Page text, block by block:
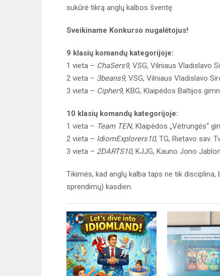
sukūrė tikrą anglų kalbos šventę.
Sveikiname Konkurso nugalėtojus!
9 klasių komandų kategorijoje:
1 vieta – ChaSers9, VSG, Vilniaus Vladislavo
2 vieta – 3beans9, VSG, Vilniaus Vladislavo
3 vieta – Cipher9, KBG, Klaipėdos Baltijos
10 klasių komandų kategorijoje:
1 vieta – Team TEN, Klaipėdos „Vėtrungės“
2 vieta – IdiomExplorers10, TG, Rietavo sav.
3 vieta – 2DARTS10, KJJG, Kauno Jono
Tikimės, kad anglų kalba taps ne tik
sprendimų) kasdien.